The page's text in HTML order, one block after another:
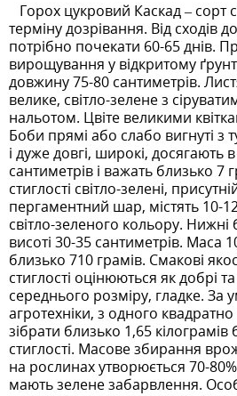
Горох цукровий Каскад – сорт
терміну дозрівання. Від сходів
потрібно почекати 60-65 днів.
вирощування у відкритому
довжину 75-80 сантиметрів.
велике, світло-зелене з
нальотом. Цвіте великими
Боби прямі або слабо вигнуті з
і дуже довгі, широкі, досягають
сантиметрів і важать близько 7
стиглості світло-зелені,
пергаментний шар, містять 10-
світло-зеленого кольору. Нижні
висоті 30-35 сантиметрів. Маса
близько 710 грамів. Смакові
стиглості оцінюються як добрі
середнього розміру, гладке. За
агротехніки, з одного
зібрати близько 1,65 кілограмів
стиглості. Масове збирання
на рослинах утворюється 70-80%
мають зелене забарвлення.